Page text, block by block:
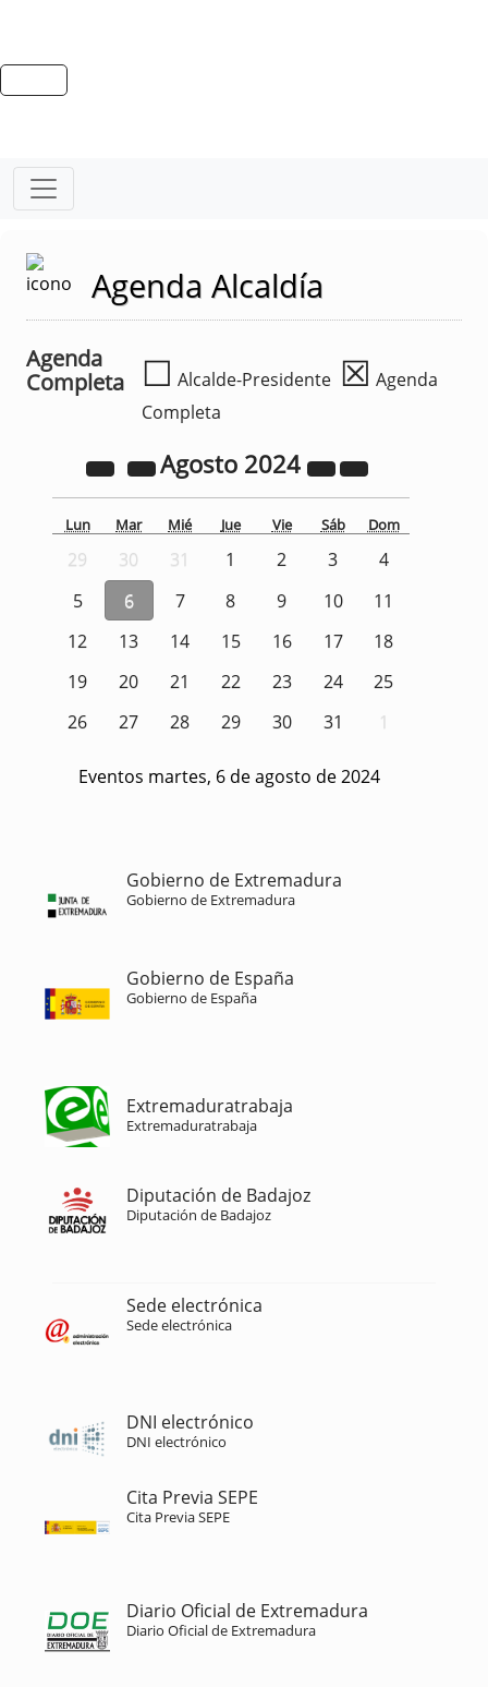
Agenda Alcaldía
Agenda
Completa
☐ Alcalde-Presidente ☒ Agenda
Completa
Agosto 2024
Lun Mar Mié Jue Vie Sáb Dom
29 30 31 1 2 3
4
5
6 7 8 9 10
11
12
13 14 15 16 17
18
19
20 21 22 23 24
25
26
27 28 29 30 31 1
Eventos martes, 6 de agosto de 2024
Gobierno de Extremadura
Gobierno de Extremadura
Gobierno de España
Gobierno de España
Extremaduratrabaja
Extremaduratrabaja
Diputación de Badajoz
Diputación de Badajoz
Sede electrónica
Sede electrónica
DNI electrónico
DNI electrónico
Cita Previa SEPE
Cita Previa SEPE
Diario Oficial de Extremadura
Diario Oficial de Extremadura